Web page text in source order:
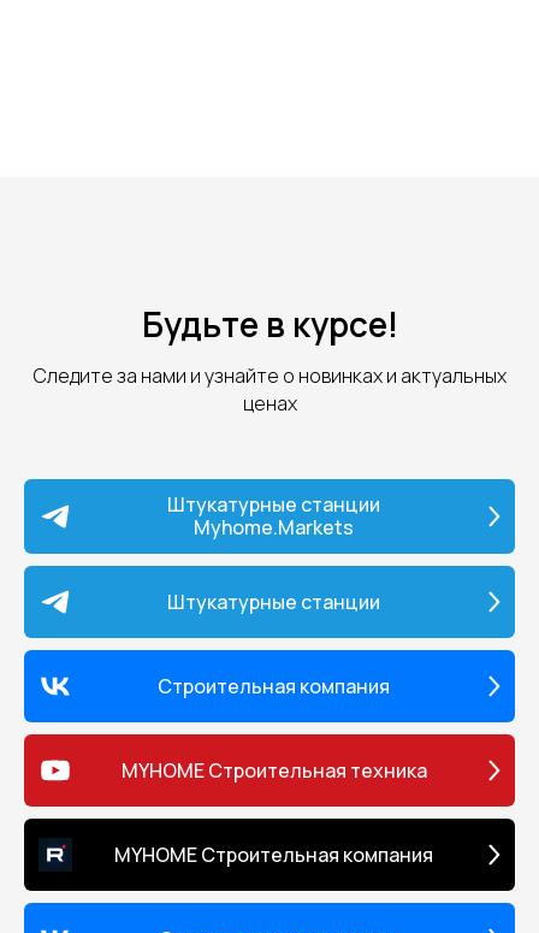
Будьте в курсе!
Следите за нами и узнайте о новинках и актуальных
ценах
Штукатурные станции
Myhome.Markets
Штукатурные станции
Строительная компания
MYHOME Строительная техника
MYHOME Строительная компания